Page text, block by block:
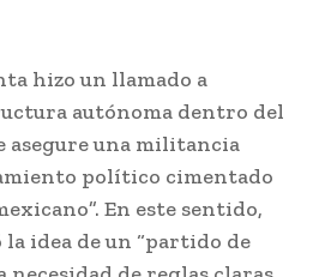
hizo un llamado a
autónoma dentro del
asegure una militancia
político cimentado
En este sentido,
idea de un “partido de